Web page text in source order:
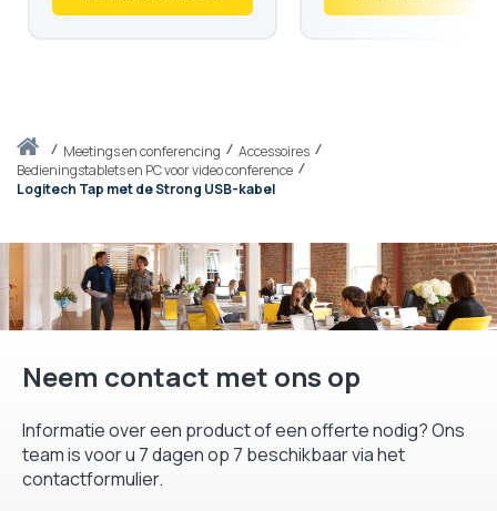
Thuismeetings en conferencing
Accessoires
Bedieningstablets en PC voor video conference
Logitech Tap met de Strong USB-kabel
Neem contact met ons op
Informatie over een product of een offerte nodig? Ons
team is voor u 7 dagen op 7 beschikbaar via het
contactformulier.